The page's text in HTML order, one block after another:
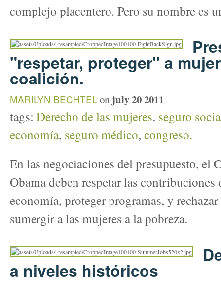
complejo placentero. Pero su nombre es
"respetar, proteger" a
coalición.
MARILYN BECHTELon july 20 2011
tags: Derecho de las mujeres, seguro
economía, seguro médico, congreso.
En las negociaciones del presupuesto, el
Obama deben respetar las contribuciones
economía, proteger programas, y
sumergir a las mujeres a la pobreza.
a niveles históricos